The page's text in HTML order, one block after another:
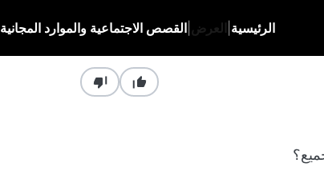
الرئيسية العرض القصص الاجتماعية والموارد المجانية